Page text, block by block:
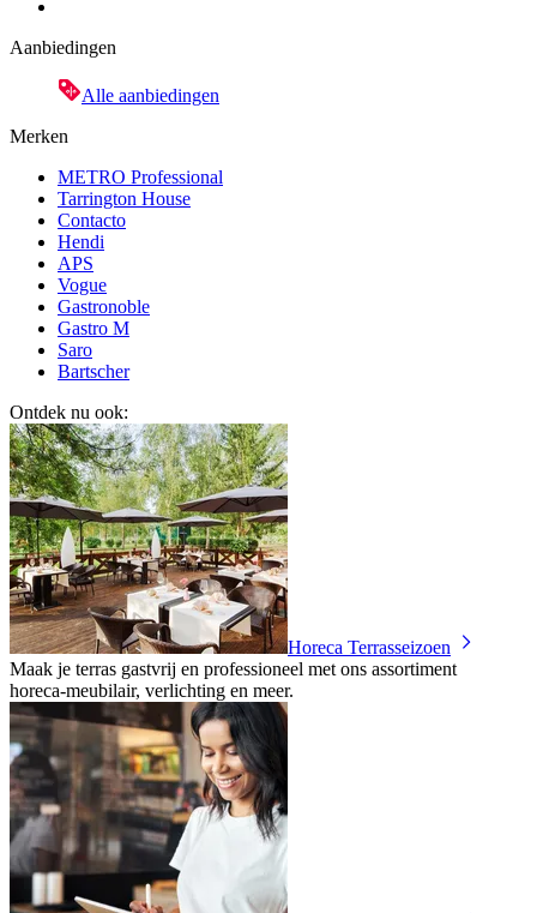
Aanbiedingen
Alle aanbiedingen
Merken
METRO Professional
Tarrington House
Contacto
Hendi
APS
Vogue
Gastronoble
Gastro M
Saro
Bartscher
Ontdek nu ook:
Horeca Terrasseizoen
Maak je terras gastvrij en professioneel met ons assortiment
horeca‑meubilair, verlichting en meer.